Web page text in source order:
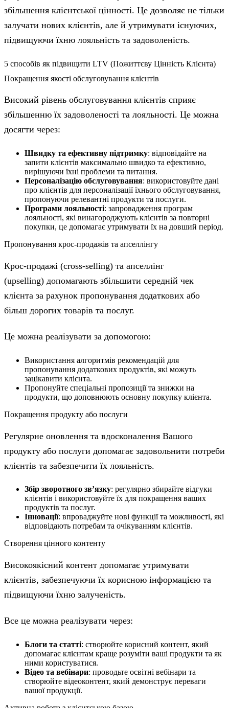
збільшення клієнтської цінності. Це дозволяє не тільки
залучати нових клієнтів, але й утримувати існуючих,
підвищуючи їхню лояльність та задоволеність.
5 способів як підвищити LTV (Пожиттєву Цінність Клієнта)
Покращення якості обслуговування клієнтів
Високий рівень обслуговування клієнтів сприяє
збільшенню їх задоволеності та лояльності. Це можна
досягти через:
Швидку та ефективну підтримку: відповідайте на
запити клієнтів максимально швидко та ефективно,
вирішуючи їхні проблеми та питання.
Персоналізацію обслуговування: використовуйте дані
про клієнтів для персоналізації їхнього обслуговування,
пропонуючи релевантні продукти та послуги.
Програми лояльності: запровадження програм
лояльності, які винагороджують клієнтів за повторні
покупки, це допомагає утримувати їх на довший період.
Пропонування крос-продажів та апселлінгу
Крос-продажі (cross-selling) та апселлінг
(upselling) допомагають збільшити середній чек
клієнта за рахунок пропонування додаткових або
більш дорогих товарів та послуг.
Це можна реалізувати за допомогою:
Використання алгоритмів рекомендацій для
пропонування додаткових продуктів, які можуть
зацікавити клієнта.
Пропонуйте спеціальні пропозиції та знижки на
продукти, що доповнюють основну покупку клієнта.
Покращення продукту або послуги
Регулярне оновлення та вдосконалення Вашого
продукту або послуги допомагає задовольнити потреби
клієнтів та забезпечити їх лояльність.
Збір зворотного зв’язку: регулярно збирайте відгуки
клієнтів і використовуйте їх для покращення ваших
продуктів та послуг.
Інновації: впроваджуйте нові функції та можливості, які
відповідають потребам та очікуванням клієнтів.
Створення цінного контенту
Високоякісний контент допомагає утримувати
клієнтів, забезпечуючи їх корисною інформацією та
підвищуючи їхню залученість.
Все це можна реалізувати через:
Блоги та статті: створюйте корисний контент, який
допомагає клієнтам краще розуміти ваші продукти та як
ними користуватися.
Відео та вебінари: проводьте освітні вебінари та
створюйте відеоконтент, який демонструє переваги
вашої продукції.